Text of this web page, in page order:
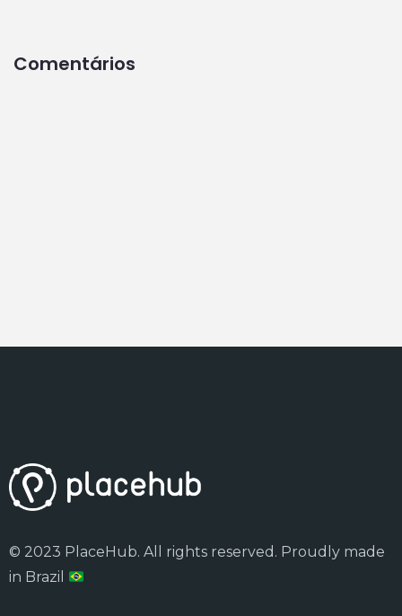
Comentários
© 2023 PlaceHub. All rights reserved. Proudly made
in Brazil